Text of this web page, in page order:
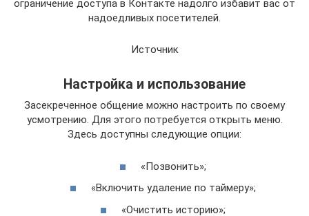
ограничение доступа в Контакте надолго избавит вас от
надоедливых посетителей.
Источник
Настройка и использование
Засекреченное общение можно настроить по своему
усмотрению. Для этого потребуется открыть меню.
Здесь доступны следующие опции:
«Позвонить»;
«Включить удаление по таймеру»;
«Очистить историю»;